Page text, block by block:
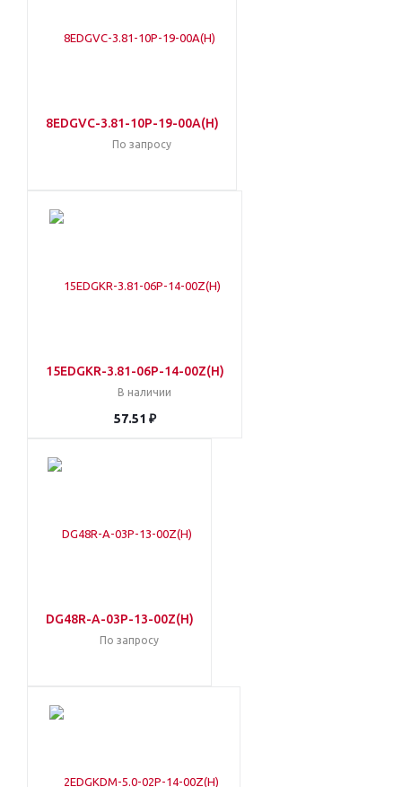
8EDGVC-3.81-10P-19-00A(H)
По запросу
15EDGKR-3.81-06P-14-00Z(H)
В наличии
57.51 ₽
DG48R-A-03P-13-00Z(H)
По запросу